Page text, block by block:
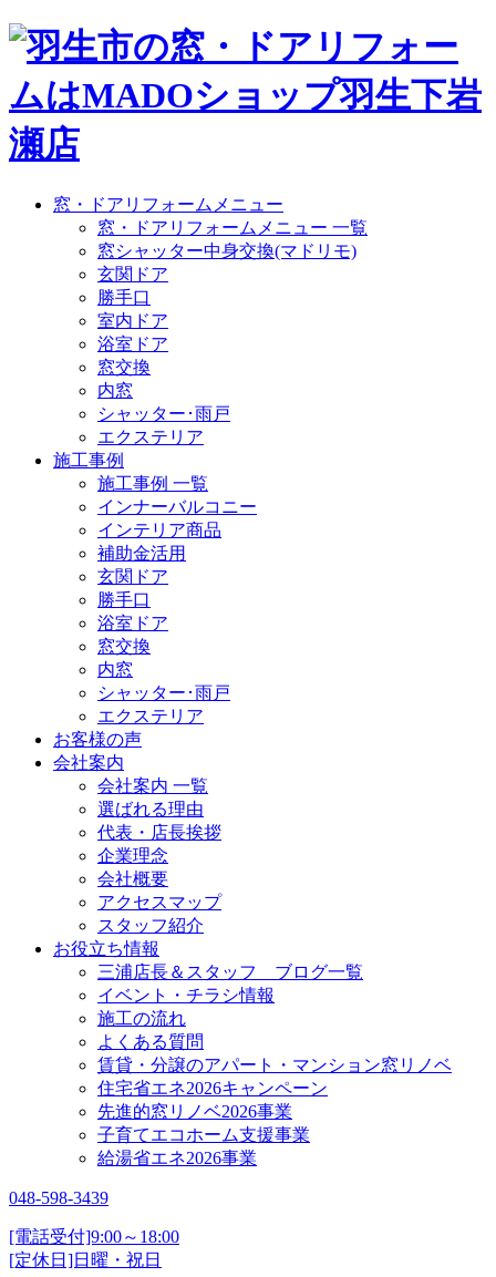
窓・ドアリフォームメニュー
窓・ドアリフォームメニュー 一覧
窓シャッター中身交換(マドリモ)
玄関ドア
勝手口
室内ドア
浴室ドア
窓交換
内窓
シャッター･雨戸
エクステリア
施工事例
施工事例 一覧
インナーバルコニー
インテリア商品
補助金活用
玄関ドア
勝手口
浴室ドア
窓交換
内窓
シャッター･雨戸
エクステリア
お客様の声
会社案内
会社案内 一覧
選ばれる理由
代表・店長挨拶
企業理念
会社概要
アクセスマップ
スタッフ紹介
お役立ち情報
三浦店長＆スタッフ ブログ一覧
イベント・チラシ情報
施工の流れ
よくある質問
賃貸・分譲のアパート・マンション窓リノベ
住宅省エネ2026キャンペーン
先進的窓リノベ2026事業
子育てエコホーム支援事業
給湯省エネ2026事業
048-598-3439
[電話受付]9:00～18:00
[定休日]日曜・祝日